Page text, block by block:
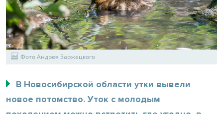
Фото Андрея Заржецкого
В Новосибирской области утки вывели
новое потомство. Уток с молодым